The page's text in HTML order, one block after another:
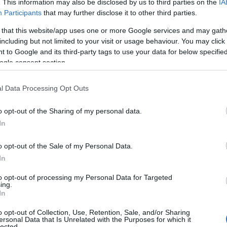
This information may also be disclosed by us to third parties on the
Participants that may further disclose it to other third parties.
that this website/app uses one or more Google services and may
but not limited to your visit or usage behaviour. You may
to Google and its third-party tags to use your data for below
consent section.
Data Processing Opt Outs
opt-out of the Sharing of my personal data.
opt-out of the Sale of my Personal Data.
opt-out of processing my Personal Data for Targeted
opt-out of Collection, Use, Retention, Sale, and/or Sharing
Data that Is Unrelated with the Purposes for which it
Όλες οι
13ωρο και
Σε πλήρη
κομβικό σημείο
εργαζομένων
εργαζομένου
εργασιακής
Εορταστικό
ανήμερα τα